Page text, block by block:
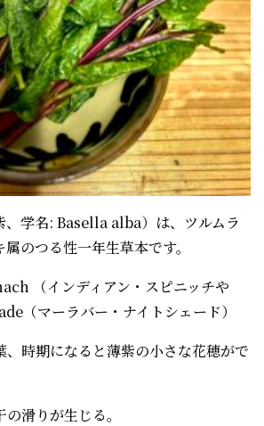
、学名: Basella alba）は、ツルムラ
のつる性一年生草本です。
（インディアン・スピニッチや
（マーラバー・ナイトシェード）
、時期になると薄紫の小さな花穂がで
滑りが生じる。